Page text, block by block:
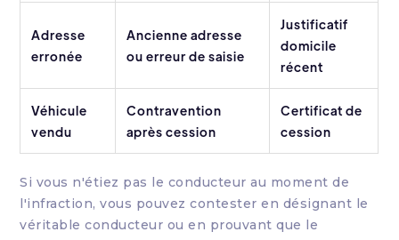
Adresse
erronée
Ancienne adresse
ou erreur de saisie
Justificatif
domicile
récent
Véhicule
vendu
Contravention
après cession
Certificat de
cession
Si vous n'étiez pas le conducteur au moment de
l'infraction, vous pouvez contester en désignant le
véritable conducteur ou en prouvant que le